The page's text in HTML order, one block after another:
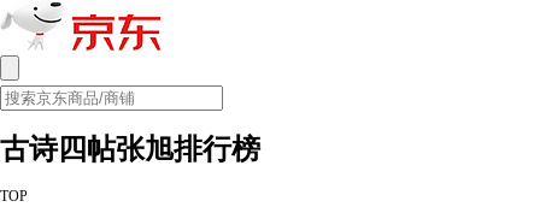
古诗四帖张旭排行榜
TOP